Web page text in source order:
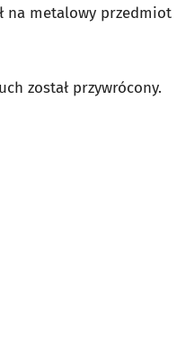
na metalowy przedmiot
został przywrócony.